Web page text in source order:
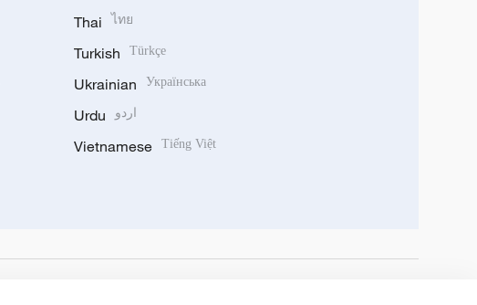
Thai ไทย
Turkish Türkçe
Ukrainian Українська
Urdu اردو
Vietnamese Tiếng Việt